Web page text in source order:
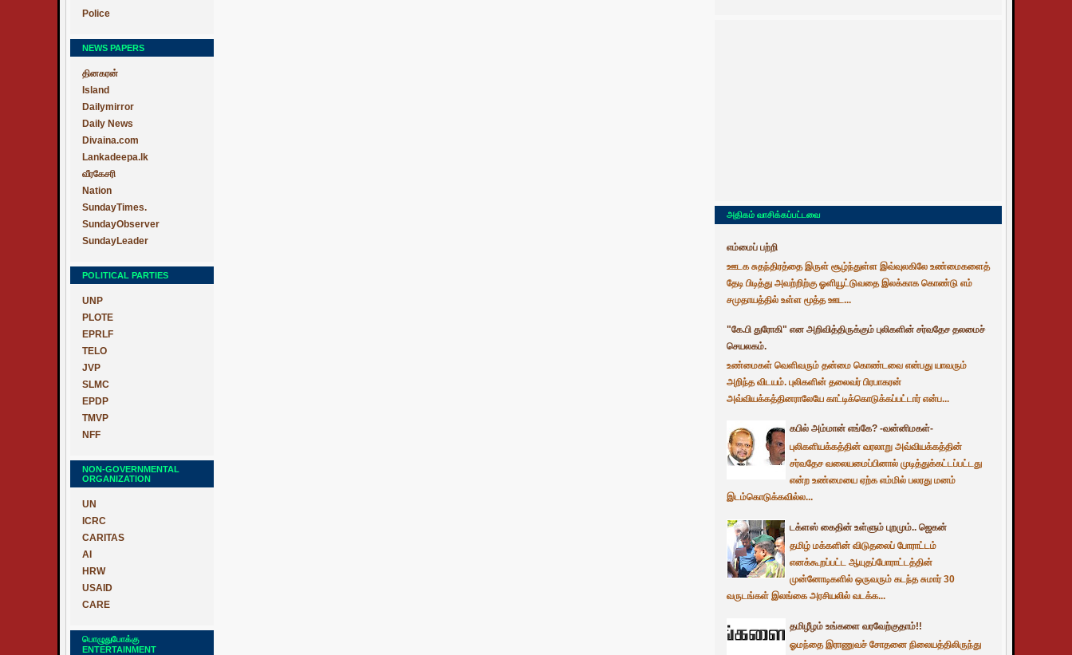
Police
NEWS PAPERS
தினகரன்
Island
Dailymirror
Daily News
Divaina.com
Lankadeepa.lk
வீரகேசரி
Nation
SundayTimes.
SundayObserver
SundayLeader
POLITICAL PARTIES
UNP
PLOTE
EPRLF
TELO
JVP
SLMC
EPDP
TMVP
NFF
NON-GOVERNMENTAL
ORGANIZATION
UN
ICRC
CARITAS
AI
HRW
USAID
CARE
பொழுதுபோக்கு
ENTERTAINMENT
அதிகம் வாசிக்கப்பட்டவை
எம்மைப் பற்றி
ஊடக சுதந்திரத்தை இருள் சூழ்ந்துள்ள இவ்வுலகிலே உண்மைகளைத்
தேடி பிடித்து அவற்றிற்கு ஓளியூட்டுவதை இலக்காக கொண்டு எம்
சமுதாயத்தில் உள்ள மூத்த ஊட...
"கே.பி துரோகி" என அறிவித்திருக்கும் புலிகளின் சர்வதேச தலமைச்
செயலகம்.
உண்மைகள் வெளிவரும் தன்மை கொண்டவை என்பது யாவரும்
அறிந்த விடயம். புலிகளின் தலைவர் பிரபாகரன்
அவ்வியக்கத்தினராலேயே காட்டிக்கொடுக்கப்பட்டார் என்ப...
கபில் அம்மான் எங்கே? -வன்னிமகள்-
புலிகளியக்கத்தின் வரலாறு அவ்வியக்கத்தின்
சர்வதேச வலையமைப்பினால் முடித்துக்கட்டப்பட்டது
என்ற உண்மையை ஏற்க எம்மில் பலரது மனம்
இடம்கொடுக்கவில்ல...
டக்ளஸ் கைதின் உள்ளும் புறமும்.. ஜெகன்
தமிழ் மக்களின் விடுதலைப் போராட்டம்
எனக்கூறப்பட்ட ஆயுதப்போராட்டத்தின்
முன்னோடிகளில் ஒருவரும் கடந்த சுமார் 30
வருடங்கள் இலங்கை அரசியலில் வடக்க...
தமிழீழம் உங்களை வரவேற்குதாம்!!
ஓமந்தை இராணுவச் சோதனை நிலையத்திலிருந்து